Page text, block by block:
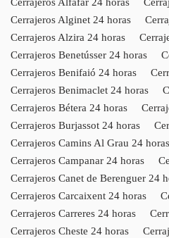
Cerrajeros Alginet 24 horas
Cerrajeros Alzira 24 horas
Cerrajeros Benetússer 24 horas
Cerrajeros Benifaió 24 horas
Cerrajeros Benimaclet 24 horas
Cerrajeros Bétera 24 horas
Cerrajeros Burjassot 24 horas
Cerrajeros Camins Al Grau 24 horas
Cerrajeros Campanar 24 horas
Cerrajeros Canet de Berenguer 24
Cerrajeros Carcaixent 24 horas
Cerrajeros Carreres 24 horas
Cerrajeros Cheste 24 horas